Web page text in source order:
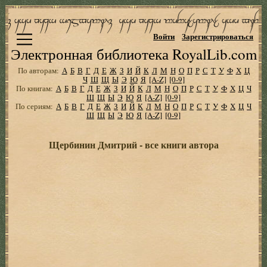
Электронная библиотека RoyalLib.com
Войти Зарегистрироваться
По авторам: А Б В Г Д Е Ж З И Й К Л М Н О П Р С Т У Ф Х Ц
Ч Ш Щ Ы Э Ю Я [A-Z] [0-9]
По книгам: А Б В Г Д Е Ж З И Й К Л М Н О П Р С Т У Ф Х Ц Ч
Ш Щ Ы Э Ю Я [A-Z] [0-9]
По сериям: А Б В Г Д Е Ж З И Й К Л М Н О П Р С Т У Ф Х Ц Ч
Ш Щ Ы Э Ю Я [A-Z] [0-9]
Щербинин Дмитрий - все книги автора